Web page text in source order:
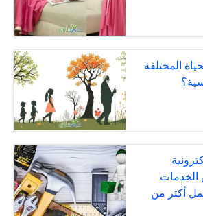
المختلفة
أكثر من